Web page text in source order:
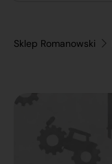
Sklep Romanowski